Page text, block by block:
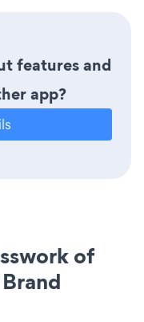
features and
app?
of